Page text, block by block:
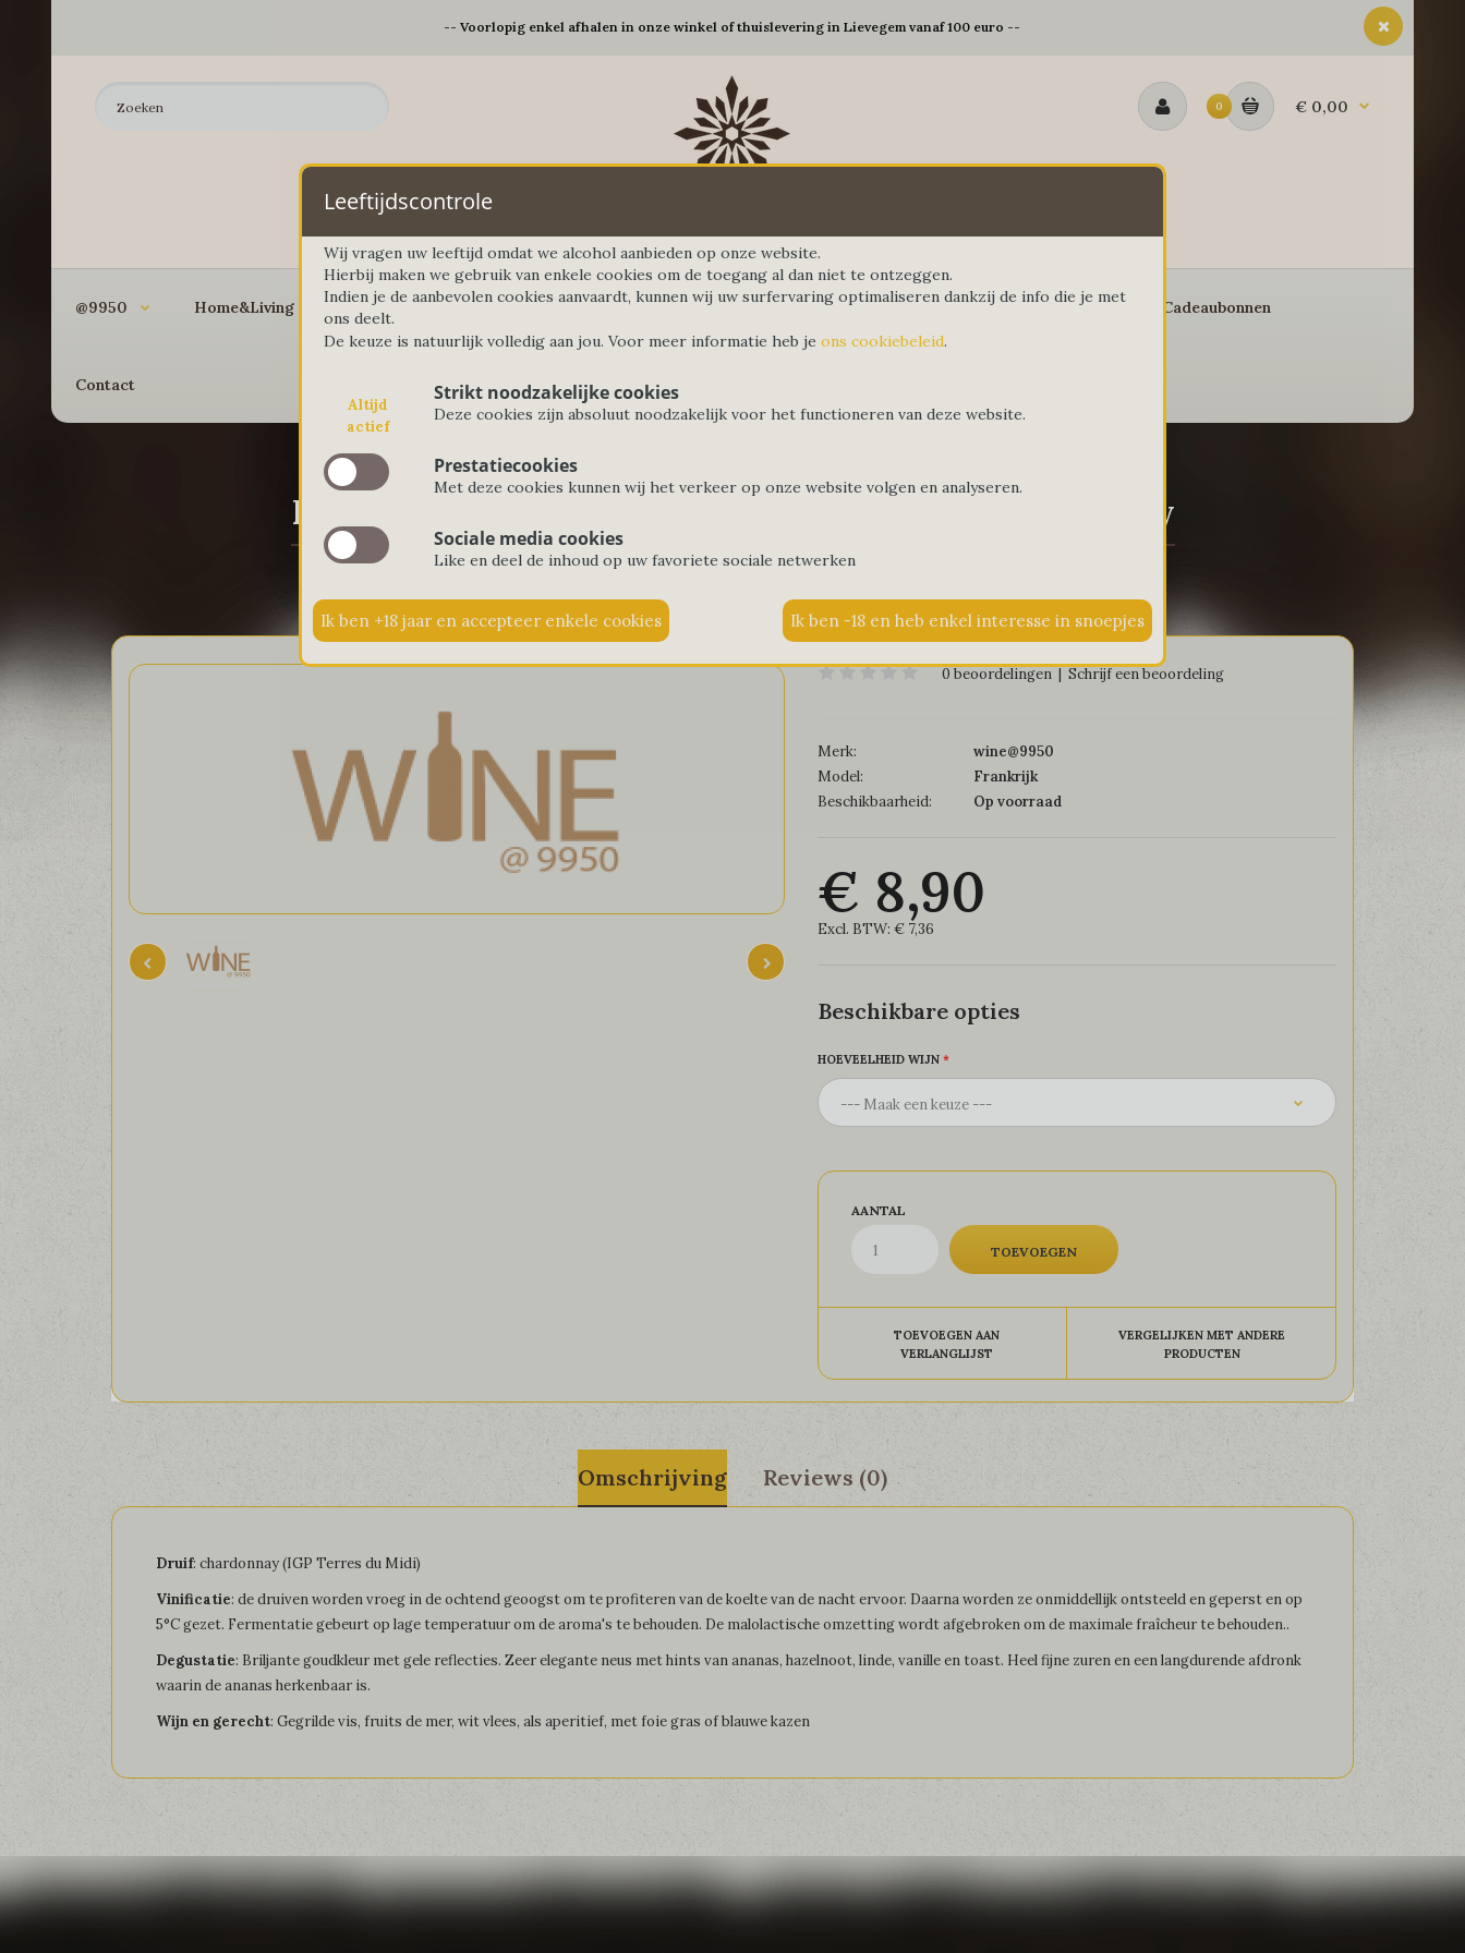
-- Voorlopig enkel afhalen in onze winkel of thuislevering in Lievegem vanaf 100 euro --
0 € 0,00
@9950 Home&Living Koken&Bakken Gedekte tafel Koffie&Thee Elektro Geschenkmanden Cadeaubonnen
Contact
Keuze van de sommelier - huisselectie - Wit Chardonnay
Wijnen
0 beoordelingen |Schrijf een beoordeling
Merk:
wine@9950
Model:
Frankrijk
Beschikbaarheid:
Op voorraad
€ 8,90
Excl. BTW:€ 7,36
Beschikbare opties
HOEVEELHEID WIJN
AANTAL
TOEVOEGEN AAN
VERLANGLIJST
VERGELIJKEN MET ANDERE
PRODUCTEN
Omschrijving Reviews (0)
Druif: chardonnay (IGP Terres du Midi)
Vinificatie: de druiven worden vroeg in de ochtend geoogst om te profiteren van de koelte van de nacht ervoor. Daarna worden ze onmiddellijk ontsteeld en geperst en op
5°C gezet. Fermentatie gebeurt op lage temperatuur om de aroma's te behouden. De malolactische omzetting wordt afgebroken om de maximale fraîcheur te behouden..
Degustatie: Briljante goudkleur met gele reflecties. Zeer elegante neus met hints van ananas, hazelnoot, linde, vanille en toast. Heel fijne zuren en een langdurende afdronk
waarin de ananas herkenbaar is.
Wijn en gerecht: Gegrilde vis, fruits de mer, wit vlees, als aperitief, met foie gras of blauwe kazen
Leeftijdscontrole
Wij vragen uw leeftijd omdat we alcohol aanbieden op onze website.
Hierbij maken we gebruik van enkele cookies om de toegang al dan niet te ontzeggen.
Indien je de aanbevolen cookies aanvaardt, kunnen wij uw surfervaring optimaliseren dankzij de info die je met
ons deelt.
De keuze is natuurlijk volledig aan jou. Voor meer informatie heb jeons cookiebeleid.
Altijd
actief
Strikt noodzakelijke cookies
Deze cookies zijn absoluut noodzakelijk voor het functioneren van deze website.
Prestatiecookies
Met deze cookies kunnen wij het verkeer op onze website volgen en analyseren.
Sociale media cookies
Like en deel de inhoud op uw favoriete sociale netwerken